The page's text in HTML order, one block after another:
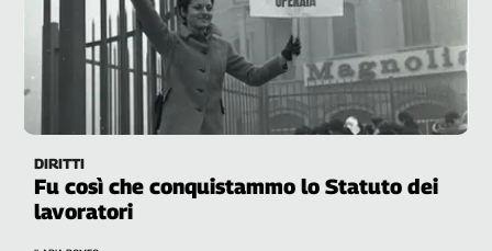
DIRITTI
Fu così che conquistammo lo Statuto dei
lavoratori